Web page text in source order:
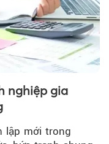
nghiệp gia
lập mới trong